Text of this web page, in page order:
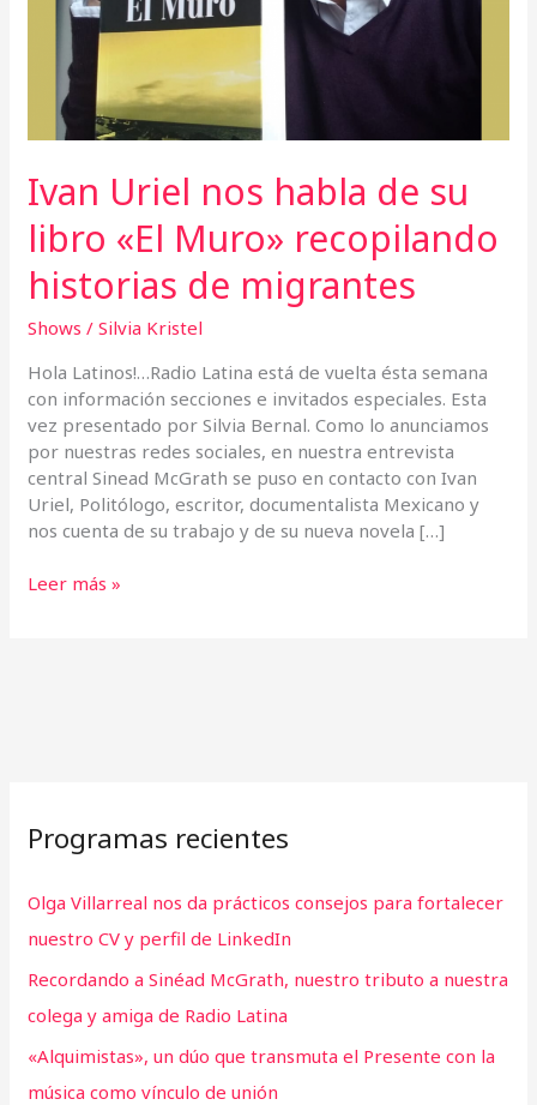
Ivan Uriel nos habla de su
libro «El Muro» recopilando
historias de migrantes
Shows /Silvia Kristel
Hola Latinos!…Radio Latina está de vuelta ésta semana
con información secciones e invitados especiales. Esta
vez presentado por Silvia Bernal. Como lo anunciamos
por nuestras redes sociales, en nuestra entrevista
central Sinead McGrath se puso en contacto con Ivan
Uriel, Politólogo, escritor, documentalista Mexicano y
nos cuenta de su trabajo y de su nueva novela […]
historias
migrantes
Leer más »
Programas recientes
Olga Villarreal nos da prácticos consejos para fortalecer
nuestro CV y perfil de LinkedIn
Recordando a Sinéad McGrath, nuestro tributo a nuestra
colega y amiga de Radio Latina
«Alquimistas», un dúo que transmuta el Presente con la
música como vínculo de unión